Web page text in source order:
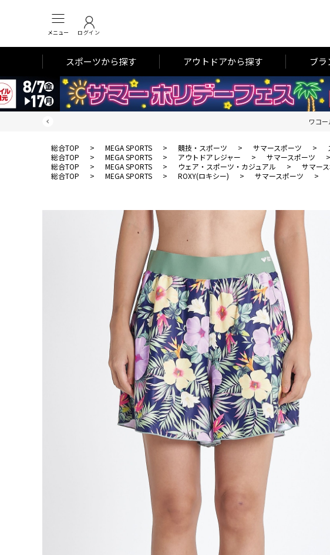
メニュー ログイン
スポーツから探す アウトドアから探す ブ
ワコ
総合TOP > MEGA SPORTS > 競技・スポーツ > サマースポーツ >
総合TOP
> MEGA SPORTS > アウトドアレジャー > サマースポーツ >
総合TOP
> MEGA SPORTS > ウェア・スポーツ・カジュアル > サマー
総合TOP
> MEGA SPORTS > ROXY(ロキシー) > サマースポーツ >